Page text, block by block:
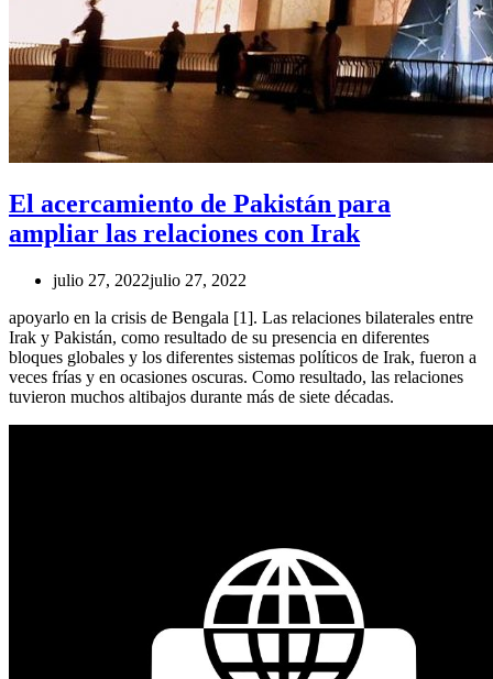
El acercamiento de Pakistán para
ampliar las relaciones con Irak
julio 27, 2022julio 27, 2022
apoyarlo en la crisis de Bengala [1]. Las relaciones bilaterales entre
Irak y Pakistán, como resultado de su presencia en diferentes
bloques globales y los diferentes sistemas políticos de Irak, fueron a
veces frías y en ocasiones oscuras. Como resultado, las relaciones
tuvieron muchos altibajos durante más de siete décadas.